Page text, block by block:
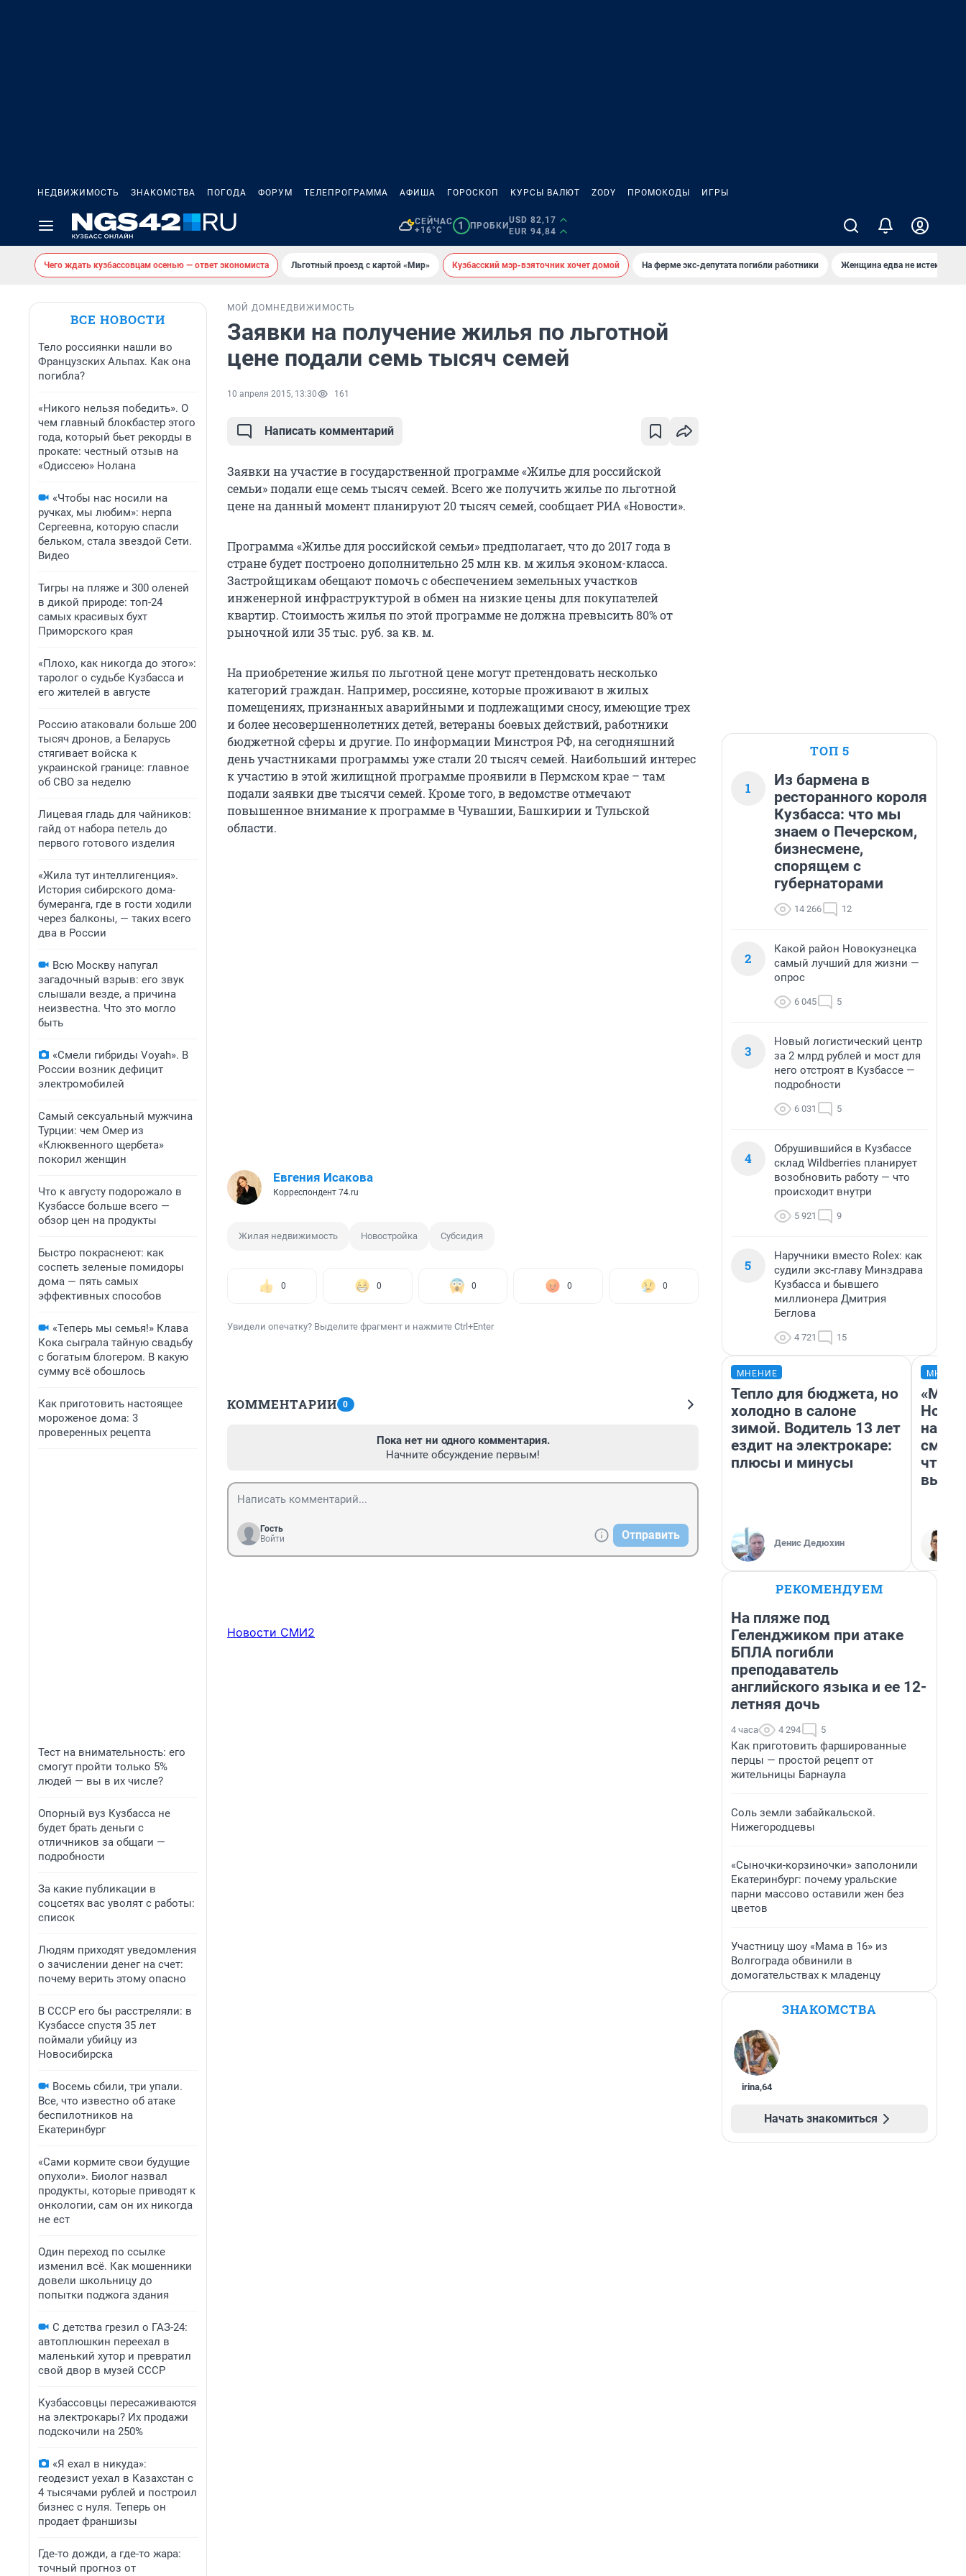
НЕДВИЖИМОСТЬ ЗНАКОМСТВА ПОГОДА ФОРУМ ТЕЛЕПРОГРАММА АФИША ГОРОСКОП КУРСЫ ВАЛЮТ ZODY ПРОМОКОДЫ ИГРЫ
СЕЙЧАС
+16°C
1 ПРОБКИ
USD 82,17
EUR 94,84
Чего ждать кузбассовцам осенью — ответ экономиста Льготный проезд с картой «Мир» Кузбасский мэр-взяточник хочет домой На ферме экс-депутата погибли работники Женщина едва не истекла
ВСЕ НОВОСТИ
Тело россиянки нашли во
Французских Альпах. Как она
погибла?
«Никого нельзя победить». О
чем главный блокбастер этого
года, который бьет рекорды в
прокате: честный отзыв на
«Одиссею» Нолана
«Чтобы нас носили на
ручках, мы любим»: нерпа
Сергеевна, которую спасли
бельком, стала звездой Сети.
Видео
Тигры на пляже и 300 оленей
в дикой природе: топ-24
самых красивых бухт
Приморского края
«Плохо, как никогда до этого»:
таролог о судьбе Кузбасса и
его жителей в августе
Россию атаковали больше 200
тысяч дронов, а Беларусь
стягивает войска к
украинской границе: главное
об СВО за неделю
Лицевая гладь для чайников:
гайд от набора петель до
первого готового изделия
«Жила тут интеллигенция».
История сибирского дома-
бумеранга, где в гости ходили
через балконы, — таких всего
два в России
Всю Москву напугал
загадочный взрыв: его звук
слышали везде, а причина
неизвестна. Что это могло
быть
«Смели гибриды Voyah». В
России возник дефицит
электромобилей
Самый сексуальный мужчина
Турции: чем Омер из
«Клюквенного щербета»
покорил женщин
Что к августу подорожало в
Кузбассе больше всего —
обзор цен на продукты
Быстро покраснеют: как
соспеть зеленые помидоры
дома — пять самых
эффективных способов
«Теперь мы семья!» Клава
Кока сыграла тайную свадьбу
с богатым блогером. В какую
сумму всё обошлось
Как приготовить настоящее
мороженое дома: 3
проверенных рецепта
Тест на внимательность: его
смогут пройти только 5%
людей — вы в их числе?
Опорный вуз Кузбасса не
будет брать деньги с
отличников за общаги —
подробности
За какие публикации в
соцсетях вас уволят с работы:
список
Людям приходят уведомления
о зачислении денег на счет:
почему верить этому опасно
В СССР его бы расстреляли: в
Кузбассе спустя 35 лет
поймали убийцу из
Новосибирска
Восемь сбили, три упали.
Все, что известно об атаке
беспилотников на
Екатеринбург
«Сами кормите свои будущие
опухоли». Биолог назвал
продукты, которые приводят к
онкологии, сам он их никогда
не ест
Один переход по ссылке
изменил всё. Как мошенники
довели школьницу до
попытки поджога здания
С детства грезил о ГАЗ-24:
автоплюшкин переехал в
маленький хутор и превратил
свой двор в музей СССР
Кузбассовцы пересаживаются
на электрокары? Их продажи
подскочили на 250%
«Я ехал в никуда»:
геодезист уехал в Казахстан с
4 тысячами рублей и построил
бизнес с нуля. Теперь он
продает франшизы
Где-то дожди, а где-то жара:
точный прогноз от
МОЙ ДОМ НЕДВИЖИМОСТЬ
Заявки на получение жилья по льготной
цене подали семь тысяч семей
10 апреля 2015, 13:30 161
Написать комментарий
Заявки на участие в государственной программе «Жилье для российской
семьи» подали еще семь тысяч семей. Всего же получить жилье по льготной
цене на данный момент планируют 20 тысяч семей, сообщает РИА «Новости».
Программа «Жилье для российской семьи» предполагает, что до 2017 года в
стране будет построено дополнительно 25 млн кв. м жилья эконом-класса.
Застройщикам обещают помочь с обеспечением земельных участков
инженерной инфраструктурой в обмен на низкие цены для покупателей
квартир. Стоимость жилья по этой программе не должна превысить 80% от
рыночной или 35 тыс. руб. за кв. м.
На приобретение жилья по льготной цене могут претендовать несколько
категорий граждан. Например, россияне, которые проживают в жилых
помещениях, признанных аварийными и подлежащими сносу, имеющие трех
и более несовершеннолетних детей, ветераны боевых действий, работники
бюджетной сферы и другие. По информации Минстроя РФ, на сегодняшний
день участниками программы уже стали 20 тысяч семей. Наибольший интерес
к участию в этой жилищной программе проявили в Пермском крае – там
подали заявки две тысячи семей. Кроме того, в ведомстве отмечают
повышенное внимание к программе в Чувашии, Башкирии и Тульской
области.
Евгения Исакова
Корреспондент 74.ru
Жилая недвижимость Новостройка Субсидия
0 0 0 0 0
Увидели опечатку? Выделите фрагмент и нажмите Ctrl+Enter
КОММЕНТАРИИ 0
Пока нет ни одного комментария.
Начните обсуждение первым!
Гость
Войти
Отправить
Новости СМИ2
ТОП 5
1
Из бармена в
ресторанного короля
Кузбасса: что мы
знаем о Печерском,
бизнесмене,
спорящем с
губернаторами
14 266 12
2
Какой район Новокузнецка
самый лучший для жизни —
опрос
6 045 5
3
Новый логистический центр
за 2 млрд рублей и мост для
него отстроят в Кузбассе —
подробности
6 031 5
4
Обрушившийся в Кузбассе
склад Wildberries планирует
возобновить работу — что
происходит внутри
5 921 9
5
Наручники вместо Rolex: как
судили экс-главу Минздрава
Кузбасса и бывшего
миллионера Дмитрия
Беглова
4 721 15
МНЕНИЕ
Тепло для бюджета, но
холодно в салоне
зимой. Водитель 13 лет
ездит на электрокаре:
плюсы и минусы
Денис Дедюхин
«Мы
РЕКОМЕНДУЕМ
На пляже под
Геленджиком при атаке
БПЛА погибли
преподаватель
английского языка и ее 12-
летняя дочь
4 часа 4 294 5
Как приготовить фаршированные
перцы — простой рецепт от
жительницы Барнаула
Соль земли забайкальской.
Нижегородцевы
«Сыночки-корзиночки» заполонили
Екатеринбург: почему уральские
парни массово оставили жен без
цветов
Участницу шоу «Мама в 16» из
Волгограда обвинили в
домогательствах к младенцу
ЗНАКОМСТВА
irina,64
Начать знакомиться